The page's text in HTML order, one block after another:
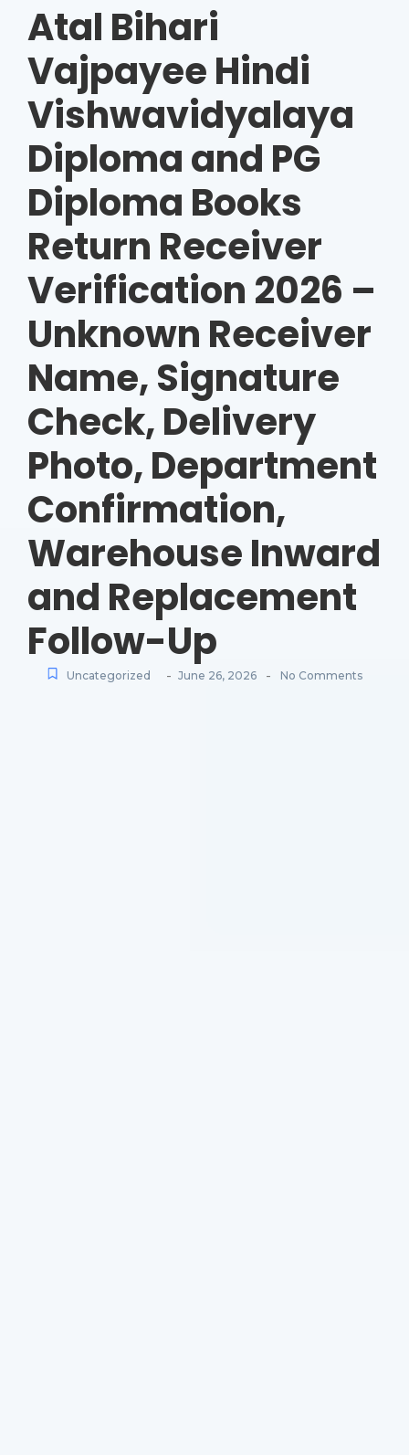
Atal Bihari
Vajpayee Hindi
Vishwavidyalaya
Diploma and PG
Diploma Books
Return Receiver
Verification 2026 –
Unknown Receiver
Name, Signature
Check, Delivery
Photo, Department
Confirmation,
Warehouse Inward
and Replacement
Follow-Up
Uncategorized - June 26, 2026 - No Comments